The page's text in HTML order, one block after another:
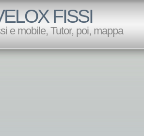
FISSI
e mobile, Tutor, poi, mappa